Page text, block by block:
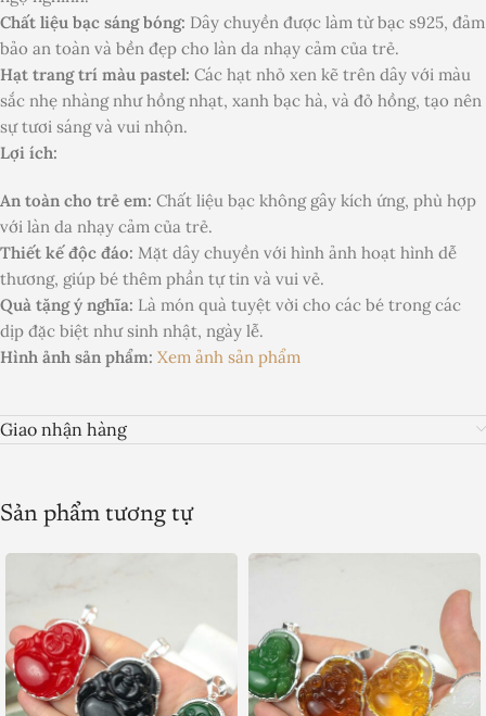
Chất liệu bạc sáng bóng: Dây chuyền được làm từ bạc s925, đảm
bảo an toàn và bền đẹp cho làn da nhạy cảm của trẻ.
Hạt trang trí màu pastel: Các hạt nhỏ xen kẽ trên dây với màu
sắc nhẹ nhàng như hồng nhạt, xanh bạc hà, và đỏ hồng, tạo nên
sự tươi sáng và vui nhộn.
Lợi ích:
An toàn cho trẻ em: Chất liệu bạc không gây kích ứng, phù hợp
với làn da nhạy cảm của trẻ.
Thiết kế độc đáo: Mặt dây chuyền với hình ảnh hoạt hình dễ
thương, giúp bé thêm phần tự tin và vui vẻ.
Quà tặng ý nghĩa: Là món quà tuyệt vời cho các bé trong các
dịp đặc biệt như sinh nhật, ngày lễ.
Hình ảnh sản phẩm: Xem ảnh sản phẩm
Giao nhận hàng
Sản phẩm tương tự